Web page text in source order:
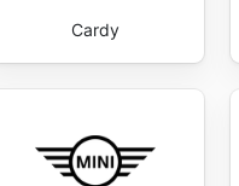
Cardy